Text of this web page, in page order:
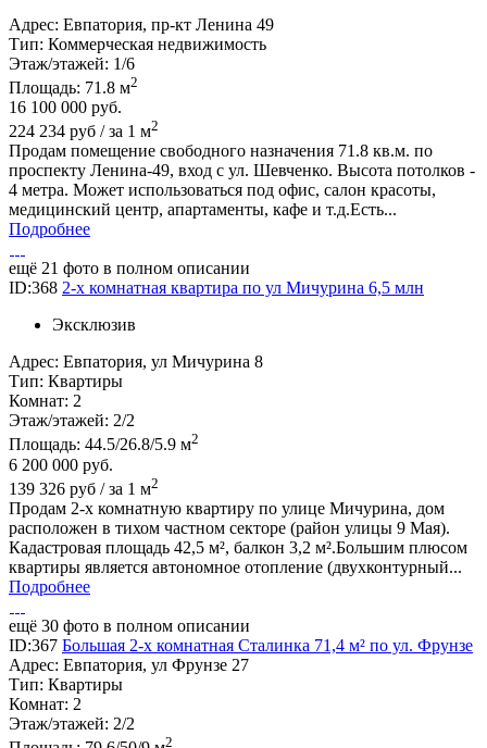
Адрес: Евпатория, пр-кт Ленина 49
Тип: Коммерческая недвижимость
Этаж/этажей: 1/6
Площадь: 71.8 м2
16 100 000 руб.
224 234 руб / за 1 м2
Продам помещение свободного назначения 71.8 кв.м. по
проспекту Ленина-49, вход с ул. Шевченко. Высота потолков -
4 метра. Может использоваться под офис, салон красоты,
медицинский центр, апартаменты, кафе и т.д.Есть...
Подробнее
ещё 21 фото в полном описании
ID:368 2-х комнатная квартира по ул Мичурина 6,5 млн
Эксклюзив
Адрес: Евпатория, ул Мичурина 8
Тип: Квартиры
Комнат: 2
Этаж/этажей: 2/2
Площадь: 44.5/26.8/5.9 м2
6 200 000 руб.
139 326 руб / за 1 м2
Продам 2-х комнатную квартиру по улице Мичурина, дом
расположен в тихом частном секторе (район улицы 9 Мая).
Кадастровая площадь 42,5 м², балкон 3,2 м².Большим плюсом
квартиры является автономное отопление (двухконтурный...
Подробнее
ещё 30 фото в полном описании
ID:367 Большая 2-х комнатная Сталинка 71,4 м² по ул. Фрунзе
Адрес: Евпатория, ул Фрунзе 27
Тип: Квартиры
Комнат: 2
Этаж/этажей: 2/2
2